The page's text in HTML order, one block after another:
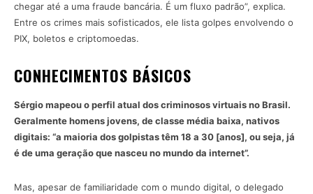
chegar até a uma fraude bancária. É um fluxo padrão”, explica.
Entre os crimes mais sofisticados, ele lista golpes envolvendo o
PIX, boletos e criptomoedas.
CONHECIMENTOS BÁSICOS
Sérgio mapeou o perfil atual dos criminosos virtuais no Brasil.
Geralmente homens jovens, de classe média baixa, nativos
digitais: “a maioria dos golpistas têm 18 a 30 [anos], ou seja, já
é de uma geração que nasceu no mundo da internet”.
Mas, apesar de familiaridade com o mundo digital, o delegado